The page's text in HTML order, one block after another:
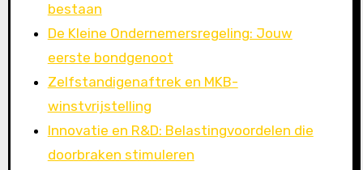
bestaan
De Kleine Ondernemersregeling: Jouw
eerste bondgenoot
Zelfstandigenaftrek en MKB-
winstvrijstelling
Innovatie en R&D: Belastingvoordelen die
doorbraken stimuleren